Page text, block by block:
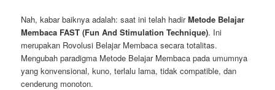
Nah, kabar baiknya adalah: saat ini telah hadirMetode Belajar
Membaca FAST (Fun And Stimulation Technique). Ini
merupakan Rovolusi Belajar Membaca secara totalitas.
Mengubah paradigma Metode Belajar Membaca pada umumnya
yang konvensional, kuno, terlalu lama, tidak compatible, dan
cenderung monoton.